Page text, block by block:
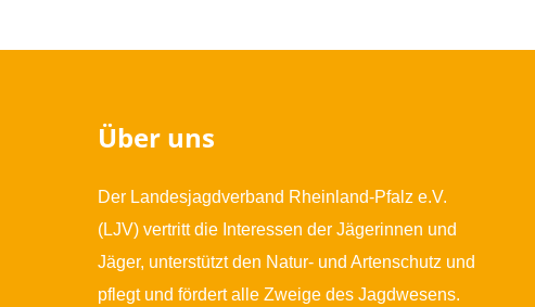
Über uns
Der Landesjagdverband Rheinland-Pfalz e.V.
(LJV) vertritt die Interessen der Jägerinnen und
Jäger, unterstützt den Natur- und Artenschutz und
pflegt und fördert alle Zweige des Jagdwesens.